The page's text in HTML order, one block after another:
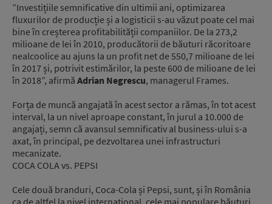
”Investițiile semnificative din ultimii ani, optimizarea
fluxurilor de producție și a logisticii s-au văzut poate cel mai
bine în creșterea profitabilității companiilor. De la 273,2
milioane de lei în 2010, producătorii de băuturi răcoritoare
nealcoolice au ajuns la un profit net de 550,7 milioane de lei
în 2017 și, potrivit estimărilor, la peste 600 de milioane de lei
în 2018”, afirmă Adrian Negrescu, managerul Frames.
Forța de muncă angajată în acest sector a rămas, în tot acest
interval, la un nivel aproape constant, în jurul a 10.000 de
angajați, semn că avansul semnificativ al business-ului s-a
axat, în principal, pe dezvoltarea unei infrastructuri
mecanizate.
COCA COLA vs. PEPSI
Cele două branduri, Coca-Cola și Pepsi, sunt, și în România
ca de altfel la nivel internațional, cele mai populare băuturi